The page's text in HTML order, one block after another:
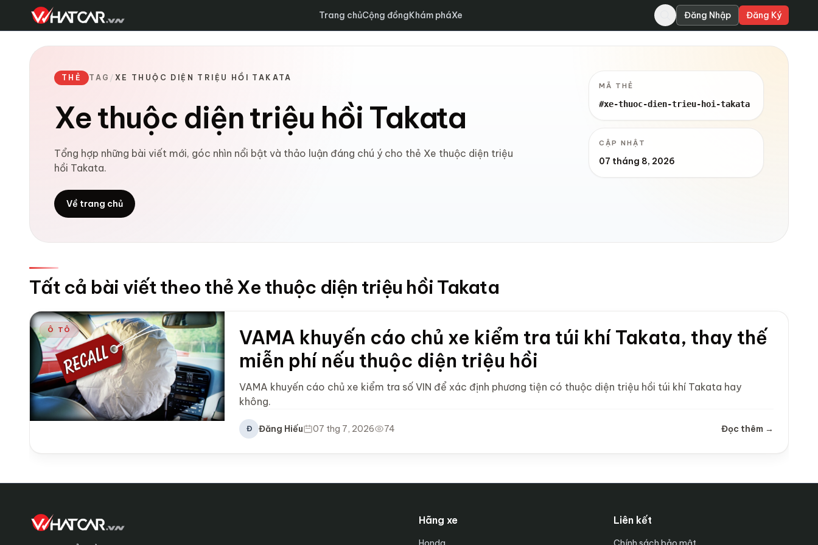
Trang chủCộng đồngKhám pháXe Đăng Nhập Đăng Ký
THẺ TAG / XE THUỘC DIỆN TRIỆU HỒI TAKATA
Xe thuộc diện triệu hồi Takata
Tổng hợp những bài viết mới, góc nhìn nổi bật và thảo luận đáng chú ý cho thẻ Xe thuộc diện triệu
hồi Takata.
Về trang chủ
MÃ THẺ
#xe-thuoc-dien-trieu-hoi-takata
CẬP NHẬT
07 tháng 8, 2026
Tất cả bài viết theo thẻ Xe thuộc diện triệu hồi Takata
Ô TÔ
VAMA khuyến cáo chủ xe kiểm tra túi khí Takata, thay thế
miễn phí nếu thuộc diện triệu hồi
VAMA khuyến cáo chủ xe kiểm tra số VIN để xác định phương tiện có thuộc diện triệu hồi túi khí Takata hay
không.
Đ Đăng Hiếu 07 thg 7, 2026 74 Đọc thêm →
Hãng xe Liên kết